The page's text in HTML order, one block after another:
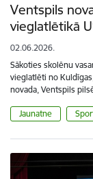
Ventspils
vieglatlētikā
02.06.2026.
Sākoties skolēnu
vieglatlēti no
novada, Ventspils
Jaunatne